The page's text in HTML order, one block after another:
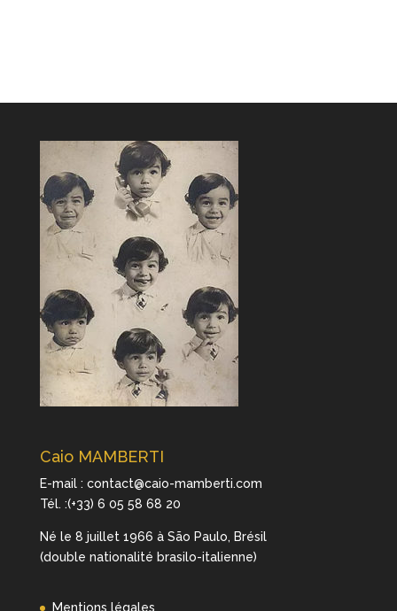
Caio MAMBERTI
E-mail : contact@caio-mamberti.com
Tél. :(+33) 6 05 58 68 20
Né le 8 juillet 1966 à São Paulo, Brésil
(double nationalité brasilo-italienne)
Mentions légales